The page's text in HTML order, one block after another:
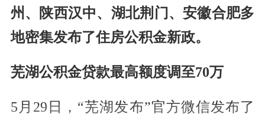
州、陕西汉中、湖北荆门、安徽合肥多
地密集发布了住房公积金新政。
芜湖公积金贷款最高额度调至70万
5月29日，“芜湖发布”官方微信发布了